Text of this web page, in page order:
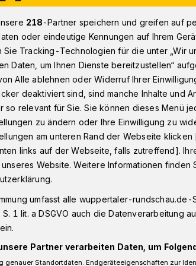
Muezzin ruft zum Freitagsgebet
hat der Fastenmonat Ramadan
in Zeiten der Corona-
wird an den Freitagen der
erklingen.
218-Partner speichern und greifen auf
oder eindeutige Kennungen auf Ihrem
Sie Tracking-Technologien für die unter „Wir
Daten, um Ihnen Dienste bereitzustellen“
Alle ablehnen oder Widerruf Ihrer
deaktiviert sind, sind manche Inhalte und
so relevant für Sie. Sie können dieses Menü
zu ändern oder Ihre Einwilligung zu
am unteren Rand der Webseite
links auf der Webseite, falls zutreffend].
Website. Weitere Informationen finden
umfasst alle wuppertaler-rundschau.de-
1 lit. a DSGVO auch die Datenverarbeitung
Partner verarbeiten Daten, um
genauer Standortdaten. Endgeräteeigenschaften zur